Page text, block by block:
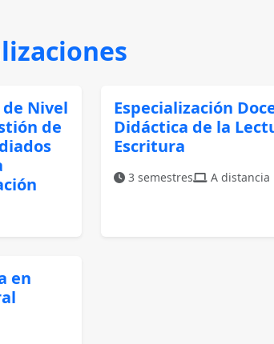
Nivel
de
Especialización
Didáctica de la
Escritura
3 semestres A distancia
en